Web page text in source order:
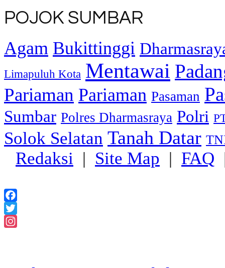
POJOK SUMBAR
Agam Bukittinggi
Limapuluh Kota Mentawai
Pariaman Pariaman Pasaman
Sumbar Polres Dharmasraya Polri
Solok Selatan Tanah Datar
Redaksi | Site Map | FAQ
Facebook
Twitter